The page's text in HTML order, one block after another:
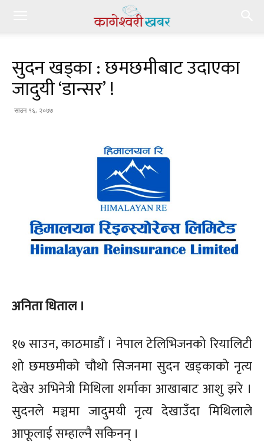
सुदन खड्का : छमछमीबाट उदाएका
जादुयी ‘डान्सर’ !
साउन १६, २०७७
अनिता धिताल ।
१७ साउन, काठमाडौं । नेपाल टेलिभिजनको रियालिटी
शो छमछमीको चौथो सिजनमा सुदन खड्काको नृत्य
देखेर अभिनेत्री मिथिला शर्माका आखाबाट आशु झरे ।
सुदनले मञ्चमा जादुमयी नृत्य देखाउँदा मिथिलाले
आफूलाई सम्हाल्नै सकिनन् ।